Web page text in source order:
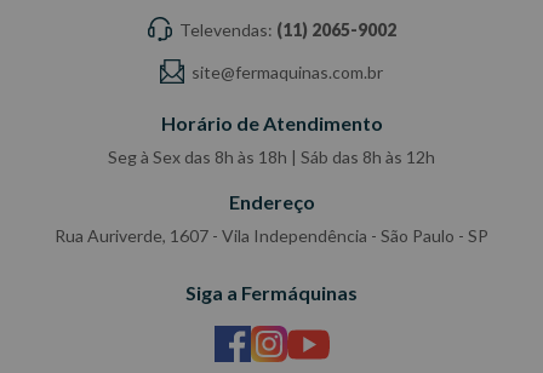
Televendas: (11) 2065-9002
site@fermaquinas.com.br
Horário de Atendimento
Seg à Sex das 8h às 18h | Sáb das 8h às 12h
Endereço
Rua Auriverde, 1607 - Vila Independência - São Paulo - SP
Siga a Fermáquinas